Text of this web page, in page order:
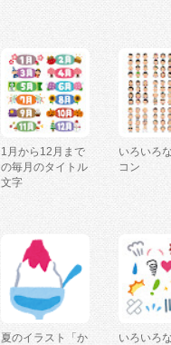
1月から12月まで
の毎月のタイトル
文字
いろいろ
コン
夏のイラスト「か
いろいろ